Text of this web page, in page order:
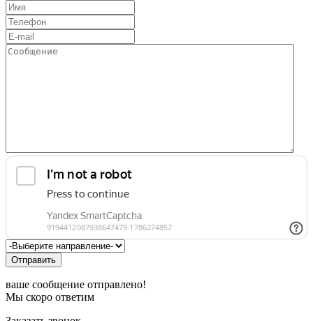
Отправить
ваше сообщение отправлено!
Мы скоро ответим